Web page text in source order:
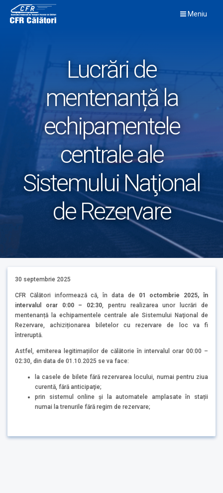
content
Meniu
Lucrări de
mentenanță la
echipamentele
centrale ale
Sistemului Naţional
de Rezervare
30 septembrie 2025
CFR Călători informează că, în data de 01 octombrie 2025, în
intervalul orar 0:00 – 02:30, pentru realizarea unor lucrări de
mentenanță la echipamentele centrale ale Sistemului Naţional de
Rezervare, achiziționarea biletelor cu rezervare de loc va fi
întreruptă.
Astfel, emiterea legitimațiilor de călătorie în intervalul orar 00:00 –
02:30, din data de 01.10.2025 se va face:
la casele de bilete fără rezervarea locului, numai pentru ziua
curentă, fără anticipaţie;
prin sistemul online și la automatele amplasate în stații
numai la trenurile fără regim de rezervare;